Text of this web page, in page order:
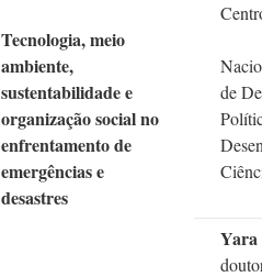
Tecnologia, meio
ambiente,
sustentabilidade e
organização social no
enfrentamento de
emergências e
desastres
de
Yara